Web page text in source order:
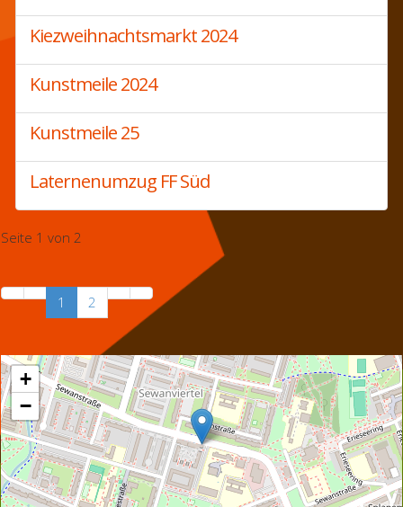
Kiezweihnachtsmarkt 2024
Kunstmeile 2024
Kunstmeile 25
Laternenumzug FF Süd
Seite 1 von 2
1 2
+
−